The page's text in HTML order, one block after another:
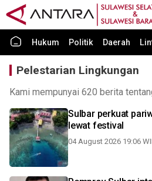
Hukum Politik Daerah
Pelestarian Lingkungan
Kami mempunyai 620 berita
Sulbar perkuat
lewat festival
04 August 2026 19:06